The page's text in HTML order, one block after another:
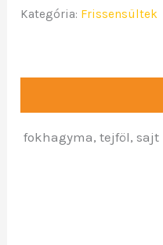
Kategória: Frissensültek
fokhagyma, tejföl, sajt